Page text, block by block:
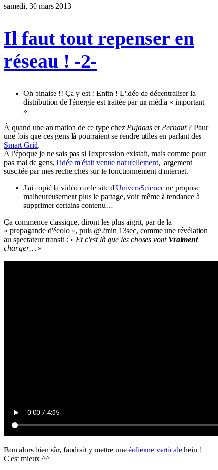
samedi, 30 mars 2013
Il faut tout repenser en
réseau ! -2-
Oh pinaise !! Ça y est ! Enfin ! L'idée de décentraliser la
distribution de l'énergie est traitée par un média « important
»…
À quand une animation de ce type chez Pujadas et Pernaut? Pour
une fois que ces gens là pourraient se rendre utiles en parlant des
Smart Grid.
À l'époque je ne sais pas si l'expression existait, mais comme pour
pas mal de gens, l'idée m'était venue naturellement, largement
suscitée par mes recherches sur le fonctionnement d'internet.
J'ai copié la vidéo car le site d'UniversScience ne propose
malheureusement plus le partage, voir même à tendance à
supprimer certains contenu…
Ça commence classique, diront les plus aigrit, par de la
« propagande d'écolo », puis @2min 13sec, comme une révélation
au spectateur transit : « Et c'est là que les choses vont Vraiment
changer… »
Bon alors bien sûr, faudrait y mettre une éolienne verticale hein !
C'est mieux ^^